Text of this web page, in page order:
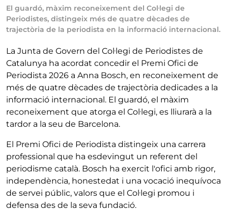
El guardó, màxim reconeixement del Col·legi de
Periodistes, distingeix més de quatre dècades de
trajectòria de la periodista en la informació internacional.
La Junta de Govern del Col·legi de Periodistes de
Catalunya ha acordat concedir el Premi Ofici de
Periodista 2026 a Anna Bosch, en reconeixement de
més de quatre dècades de trajectòria dedicades a la
informació internacional. El guardó, el màxim
reconeixement que atorga el Col·legi, es lliurarà a la
tardor a la seu de Barcelona.
El Premi Ofici de Periodista distingeix una carrera
professional que ha esdevingut un referent del
periodisme català. Bosch ha exercit l'ofici amb rigor,
independència, honestedat i una vocació inequívoca
de servei públic, valors que el Col·legi promou i
defensa des de la seva fundació.